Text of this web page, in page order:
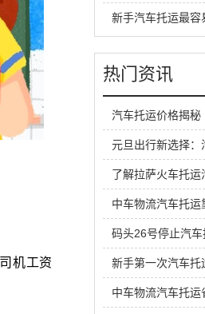
机工资
热门资讯
汽车托运价格揭秘
元旦出行新选择：
了解拉萨火车托运
中车物流汽车托运